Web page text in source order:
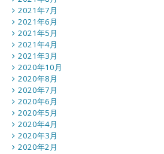
2021年7月
2021年6月
2021年5月
2021年4月
2021年3月
2020年10月
2020年8月
2020年7月
2020年6月
2020年5月
2020年4月
2020年3月
2020年2月